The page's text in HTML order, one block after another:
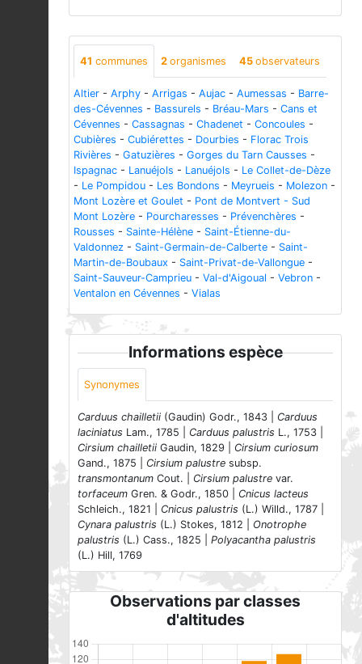
41 communes 2 organismes 45 observateurs
Altier - Arphy - Arrigas - Aujac - Aumessas - Barre-
des-Cévennes - Bassurels - Bréau-Mars - Cans et
Cévennes - Cassagnas - Chadenet - Concoules -
Cubières - Cubiérettes - Dourbies - Florac Trois
Rivières - Gatuzières - Gorges du Tarn Causses -
Ispagnac - Lanuéjols - Lanuéjols - Le Collet-de-Dèze
- Le Pompidou - Les Bondons - Meyrueis - Molezon -
Mont Lozère et Goulet - Pont de Montvert - Sud
Mont Lozère - Pourcharesses - Prévenchères -
Rousses - Sainte-Hélène - Saint-Étienne-du-
Valdonnez - Saint-Germain-de-Calberte - Saint-
Martin-de-Boubaux - Saint-Privat-de-Vallongue -
Saint-Sauveur-Camprieu - Val-d'Aigoual - Vebron -
Ventalon en Cévennes - Vialas
Informations espèce
Synonymes
Carduus chailletii (Gaudin) Godr., 1843 | Carduus
laciniatus Lam., 1785 | Carduus palustris L., 1753 |
Cirsium chailletii Gaudin, 1829 | Cirsium curiosum
Gand., 1875 | Cirsium palustre subsp.
transmontanum Cout. | Cirsium palustre var.
torfaceum Gren. & Godr., 1850 | Cnicus lacteus
Schleich., 1821 | Cnicus palustris (L.) Willd., 1787 |
Cynara palustris (L.) Stokes, 1812 | Onotrophe
palustris (L.) Cass., 1825 | Polyacantha palustris
(L.) Hill, 1769
Observations par classes
d'altitudes